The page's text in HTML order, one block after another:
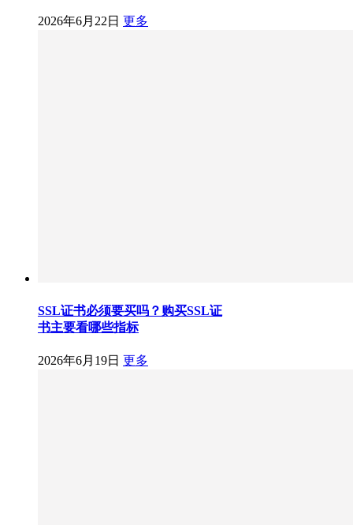
2026年6月22日 更多
SSL证书必须要买吗？购买SSL证
书主要看哪些指标
2026年6月19日 更多